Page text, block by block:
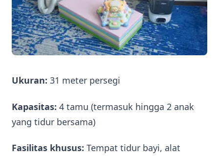
Ukuran: 31 meter persegi
Kapasitas: 4 tamu (termasuk hingga 2 anak
yang tidur bersama)
Fasilitas khusus: Tempat tidur bayi, alat